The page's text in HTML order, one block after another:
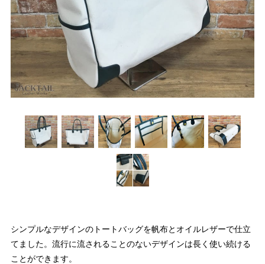
シンプルなデザインのトートバッグを帆布とオイルレザーで仕立
てました。流行に流されることのないデザインは長く使い続ける
ことができます。